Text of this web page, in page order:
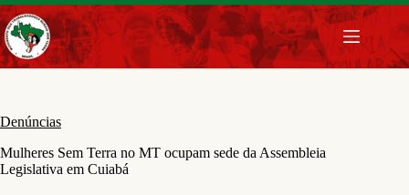
Pular
para
o
conteúdo
Denúncias
Mulheres Sem Terra no MT ocupam sede da Assembleia
Legislativa em Cuiabá